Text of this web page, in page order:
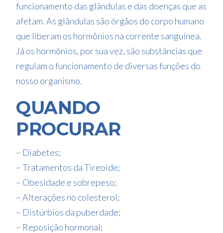
funcionamento das glândulas e das doenças que as
afetam. As glândulas são órgãos do corpo humano
que liberam os hormônios na corrente sanguínea.
Já os hormônios, por sua vez, são substâncias que
regulam o funcionamento de diversas funções do
nosso organismo.
QUANDO
PROCURAR
– Diabetes;
– Tratamentos da Tireoide;
– Obesidade e sobrepeso;
– Alterações no colesterol;
– Distúrbios da puberdade;
– Reposição hormonal;